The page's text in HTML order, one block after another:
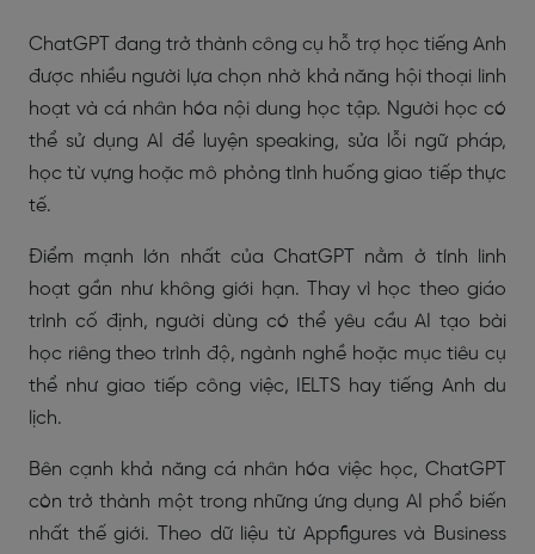
ChatGPT đang trở thành công cụ hỗ trợ học tiếng Anh
được nhiều người lựa chọn nhờ khả năng hội thoại linh
hoạt và cá nhân hóa nội dung học tập. Người học có
thể sử dụng AI để luyện speaking, sửa lỗi ngữ pháp,
học từ vựng hoặc mô phỏng tình huống giao tiếp thực
tế.
Điểm mạnh lớn nhất của ChatGPT nằm ở tính linh
hoạt gần như không giới hạn. Thay vì học theo giáo
trình cố định, người dùng có thể yêu cầu AI tạo bài
học riêng theo trình độ, ngành nghề hoặc mục tiêu cụ
thể như giao tiếp công việc, IELTS hay tiếng Anh du
lịch.
Bên cạnh khả năng cá nhân hóa việc học, ChatGPT
còn trở thành một trong những ứng dụng AI phổ biến
nhất thế giới. Theo dữ liệu từ Appfigures và Business